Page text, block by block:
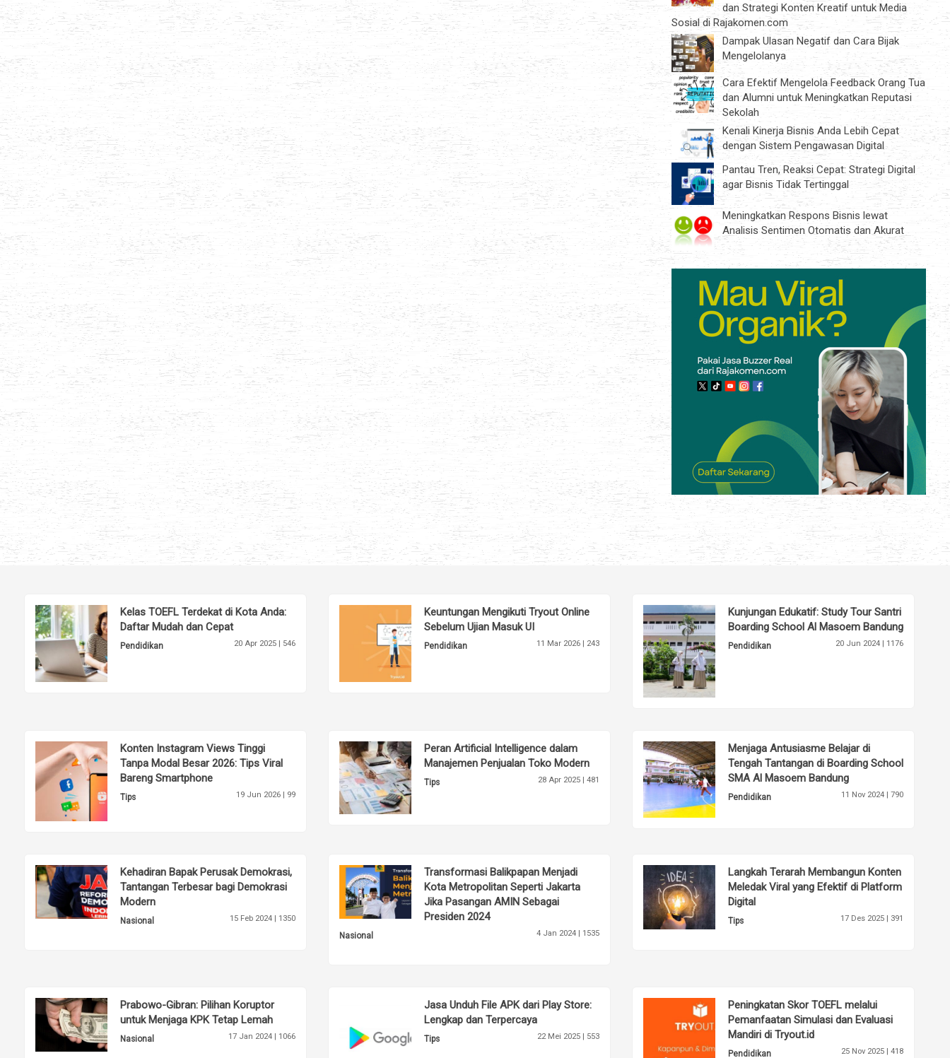
dan Strategi Konten Kreatif untuk Media
Sosial di Rajakomen.com
Dampak Ulasan Negatif dan Cara Bijak
Mengelolanya
Cara Efektif Mengelola Feedback Orang Tua
dan Alumni untuk Meningkatkan Reputasi
Sekolah
Kenali Kinerja Bisnis Anda Lebih Cepat
dengan Sistem Pengawasan Digital
Pantau Tren, Reaksi Cepat: Strategi Digital
agar Bisnis Tidak Tertinggal
Meningkatkan Respons Bisnis lewat
Analisis Sentimen Otomatis dan Akurat
Kelas TOEFL Terdekat di Kota Anda:
Daftar Mudah dan Cepat
Pendidikan 20 Apr 2025 | 546
Keuntungan Mengikuti Tryout Online
Sebelum Ujian Masuk UI
Pendidikan 11 Mar 2026 | 243
Kunjungan Edukatif: Study Tour Santri
Boarding School Al Masoem Bandung
Pendidikan 20 Jun 2024 | 1176
Konten Instagram Views Tinggi
Tanpa Modal Besar 2026: Tips Viral
Bareng Smartphone
Tips 19 Jun 2026 | 99
Peran Artificial Intelligence dalam
Manajemen Penjualan Toko Modern
Tips 28 Apr 2025 | 481
Menjaga Antusiasme Belajar di
Tengah Tantangan di Boarding School
SMA Al Masoem Bandung
Pendidikan 11 Nov 2024 | 790
Kehadiran Bapak Perusak Demokrasi,
Tantangan Terbesar bagi Demokrasi
Modern
Nasional 15 Feb 2024 | 1350
Transformasi Balikpapan Menjadi
Kota Metropolitan Seperti Jakarta
Jika Pasangan AMIN Sebagai
Presiden 2024
Nasional 4 Jan 2024 | 1535
Langkah Terarah Membangun Konten
Meledak Viral yang Efektif di Platform
Digital
Tips 17 Des 2025 | 391
Prabowo-Gibran: Pilihan Koruptor
untuk Menjaga KPK Tetap Lemah
Nasional 17 Jan 2024 | 1066
Jasa Unduh File APK dari Play Store:
Lengkap dan Terpercaya
Tips 22 Mei 2025 | 553
Peningkatan Skor TOEFL melalui
Pemanfaatan Simulasi dan Evaluasi
Mandiri di Tryout.id
Pendidikan 25 Nov 2025 | 418